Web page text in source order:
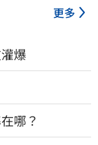
更多
爆
哪？